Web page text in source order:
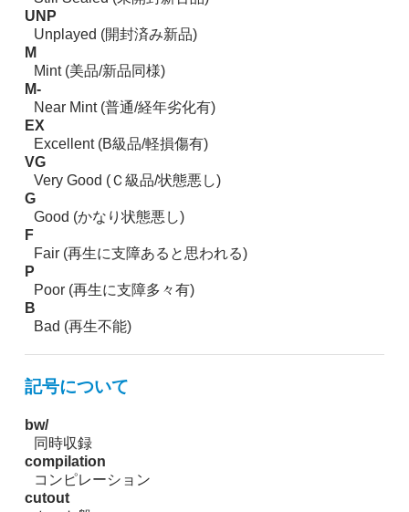
UNP
Unplayed (開封済み新品)
M
Mint (美品/新品同様)
M-
Near Mint (普通/経年劣化有)
EX
Excellent (B級品/軽損傷有)
VG
Very Good (Ｃ級品/状態悪し)
G
Good (かなり状態悪し)
F
Fair (再生に支障あると思われる)
P
Poor (再生に支障多々有)
B
Bad (再生不能)
記号について
bw/
同時収録
compilation
コンピレーション
cutout